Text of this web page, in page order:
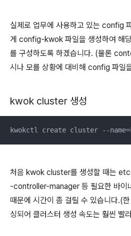
실제로 업무에 사용하고 있는 config
게 config-kwok 파일을 생성하여 해
를 구성하도록 하겠습니다. (물론
시나 모를 상황에 대비해 config 파일
kwok cluster 생성
kwokctl create cluster --
처음 kwok cluster를 생성할 때는
-controller-manager 등 필요한 바이
때문에 시간이 좀 걸릴 수 있습니다.(
싱되어 클러스터 생성 속도는 훨씬 빨